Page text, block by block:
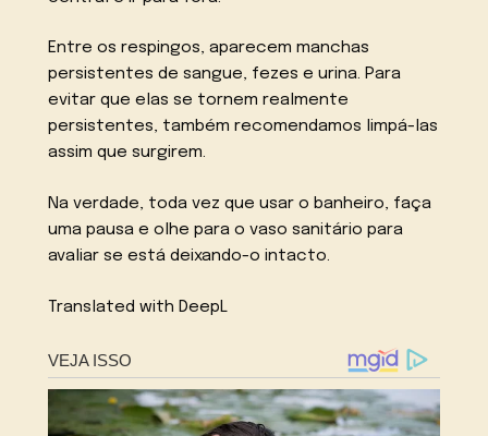
Entre os respingos, aparecem manchas
persistentes de sangue, fezes e urina. Para
evitar que elas se tornem realmente
persistentes, também recomendamos limpá-las
assim que surgirem.
Na verdade, toda vez que usar o banheiro, faça
uma pausa e olhe para o vaso sanitário para
avaliar se está deixando-o intacto.
Translated with DeepL